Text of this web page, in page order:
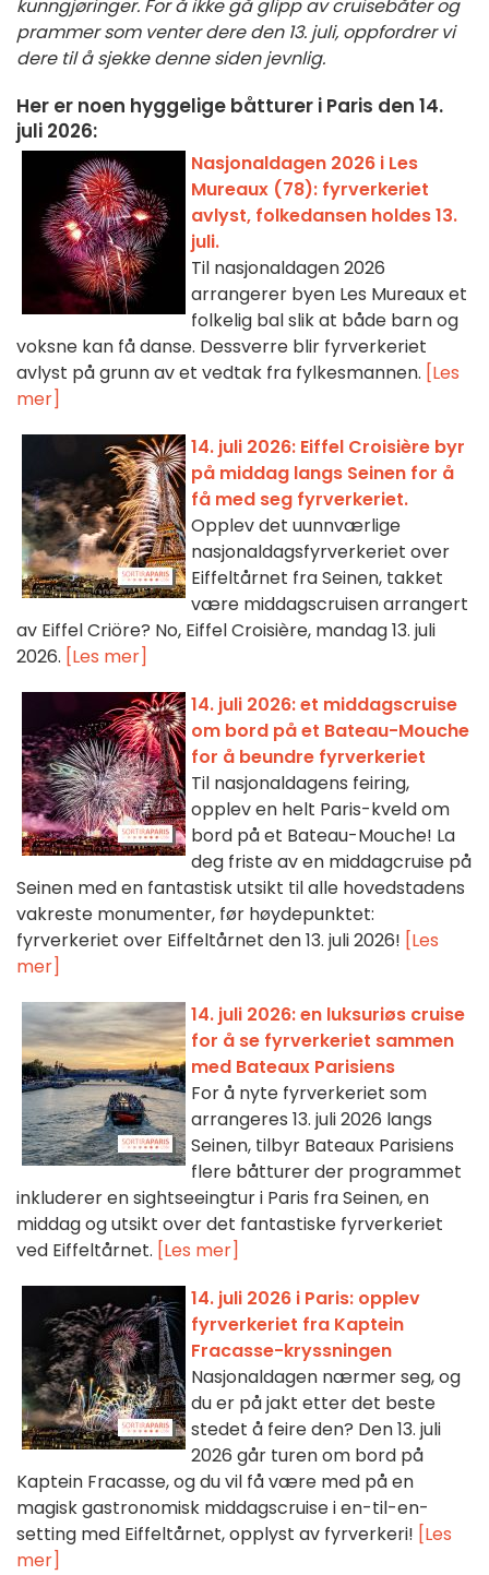
kunngjøringer. For å ikke gå glipp av cruisebåter og
prammer som venter dere den 13. juli, oppfordrer vi
dere til å sjekke denne siden jevnlig.
Her er noen hyggelige båtturer i Paris den 14.
juli 2026:
Nasjonaldagen 2026 i Les
Mureaux (78): fyrverkeriet
avlyst, folkedansen holdes 13.
juli.
Til nasjonaldagen 2026
arrangerer byen Les Mureaux et
folkelig bal slik at både barn og
voksne kan få danse. Dessverre blir fyrverkeriet
avlyst på grunn av et vedtak fra fylkesmannen. [Les
mer]
14. juli 2026: Eiffel Croisière byr
på middag langs Seinen for å
få med seg fyrverkeriet.
Opplev det uunnværlige
nasjonaldagsfyrverkeriet over
Eiffeltårnet fra Seinen, takket
være middagscruisen arrangert
av Eiffel Criöre? No, Eiffel Croisière, mandag 13. juli
2026. [Les mer]
14. juli 2026: et middagscruise
om bord på et Bateau-Mouche
for å beundre fyrverkeriet
Til nasjonaldagens feiring,
opplev en helt Paris-kveld om
bord på et Bateau-Mouche! La
deg friste av en middagcruise på
Seinen med en fantastisk utsikt til alle hovedstadens
vakreste monumenter, før høydepunktet:
fyrverkeriet over Eiffeltårnet den 13. juli 2026! [Les
mer]
14. juli 2026: en luksuriøs cruise
for å se fyrverkeriet sammen
med Bateaux Parisiens
For å nyte fyrverkeriet som
arrangeres 13. juli 2026 langs
Seinen, tilbyr Bateaux Parisiens
flere båtturer der programmet
inkluderer en sightseeingtur i Paris fra Seinen, en
middag og utsikt over det fantastiske fyrverkeriet
ved Eiffeltårnet. [Les mer]
14. juli 2026 i Paris: opplev
fyrverkeriet fra Kaptein
Fracasse-kryssningen
Nasjonaldagen nærmer seg, og
du er på jakt etter det beste
stedet å feire den? Den 13. juli
2026 går turen om bord på
Kaptein Fracasse, og du vil få være med på en
magisk gastronomisk middagscruise i en-til-en-
setting med Eiffeltårnet, opplyst av fyrverkeri! [Les
mer]